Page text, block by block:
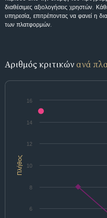
διαθέσιμες αξιολογήσεις χρηστών.
υπηρεσία, επιτρέποντας να φανεί η
των πλατφορμών.
Αριθμός κριτικών ανά
Πλήθος
6
8
10
12
14
16